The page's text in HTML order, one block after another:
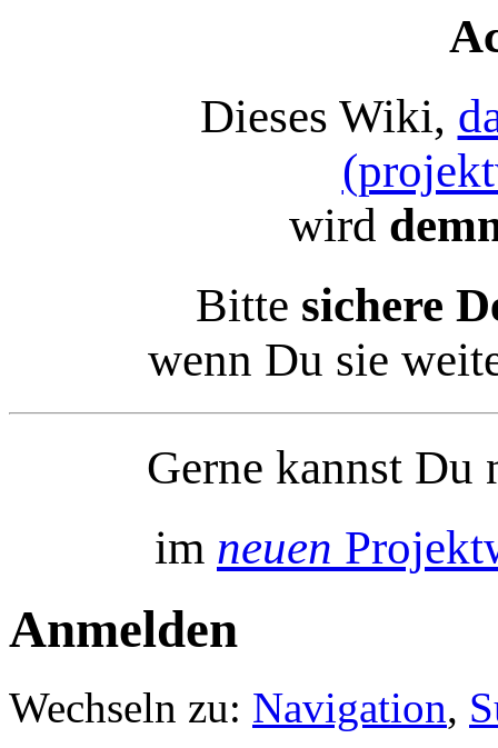
Dieses Wiki,
wird
Bitte sichere
wenn Du sie
Gerne kannst Du
im neuen
Anmelden
Wechseln zu: Navigation,